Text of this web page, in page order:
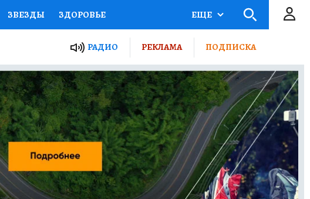
ЗВЕЗДЫ ЗДОРОВЬЕ
ПРОЕКТЫ РОССИИ
СЕКРЕТЫ ПУТЕВОДИТЕЛЬ
ДЕФИЦИТ ЖЕЛЕЗА ТУРИЗМ
ГИД ПОТРЕБИТЕЛЯ ВСЕ О КП
ЕЩЕ
РАДИО РЕКЛАМА ПОДПИСКА